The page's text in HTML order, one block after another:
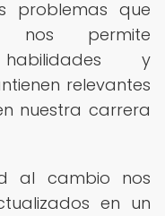
problemas que
nos permite
y
relevantes
nuestra carrera
al cambio nos
en un